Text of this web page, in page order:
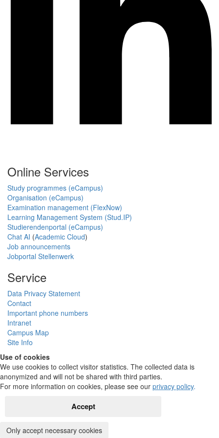
Online Services
Study programmes (eCampus)
Organisation (eCampus)
Examination management (FlexNow)
Learning Management System (Stud.IP)
Studierendenportal (eCampus)
Chat AI (Academic Cloud)
Job announcements
Jobportal Stellenwerk
Service
Data Privacy Statement
Contact
Important phone numbers
Intranet
Campus Map
Site Info
Use of cookies
We use cookies to collect visitor statistics. The collected data is
anonymized and will not be shared with third parties.
For more information on cookies, please see our privacy policy.
Accept
Only accept necessary cookies